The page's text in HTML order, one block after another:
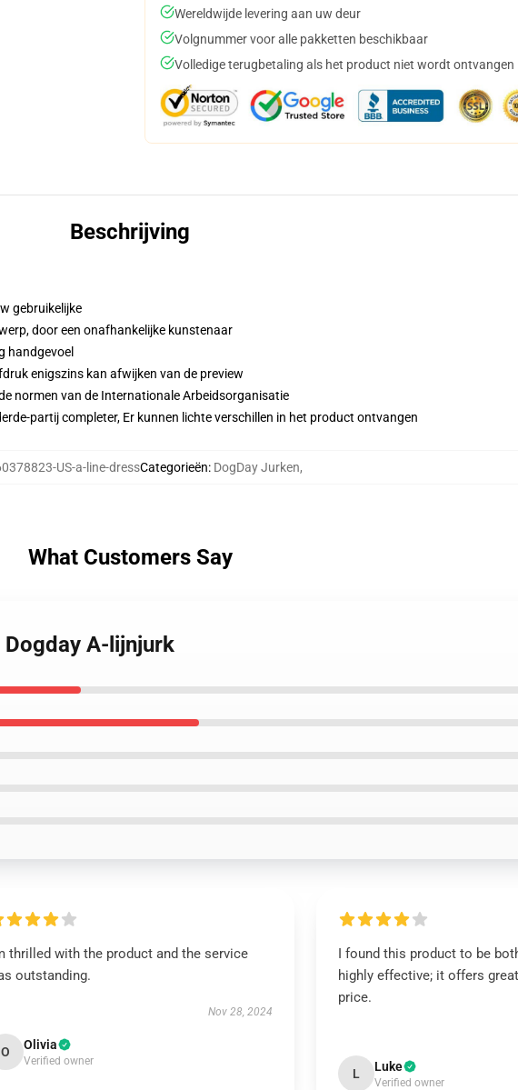
Wereldwijde levering aan uw deur
Volgnummer voor alle pakketten beschikbaar
Volledige terugbetaling als het product niet wordt ontvangen
Beschrijving
gebruikelijke
door een onafhankelijke kunstenaar
handgevoel
enigszins kan afwijken van de preview
normen van de Internationale Arbeidsorganisatie
partij completer, Er kunnen lichte verschillen in het product ontvangen
US-a-line-dressCategorieën: DogDay Jurken,
What Customers Say
A-lijnjurk
thrilled with the product and the service
outstanding.
Nov 28, 2024
O Olivia
Verified owner
I found this product to be
highly effective; it offers
price.
L Luke
Verified owner